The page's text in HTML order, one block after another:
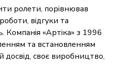
ролети, порівнював
відгуки та
Компанія «Артіка» з 1996
та встановленням
своє виробництво,